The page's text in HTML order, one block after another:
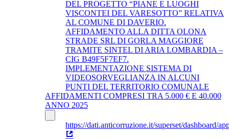
DEL PROGETTO “PIANE E LUOGHI
VISCONTEI DEL VARESOTTO” RELATIVA
AL COMUNE DI DAVERIO.
AFFIDAMENTO ALLA DITTA OLONA
STRADE SRL DI GORLA MAGGIORE
TRAMITE SINTEL DI ARIA LOMBARDIA –
CIG B49F5F7EF7.
IMPLEMENTAZIONE SISTEMA DI
VIDEOSORVEGLIANZA IN ALCUNI
PUNTI DEL TERRITORIO COMUNALE
AFFIDAMENTI COMPRESI TRA 5.000 € E 40.000
ANNO 2025
https://dati.anticorruzione.it/superset/dashboard/